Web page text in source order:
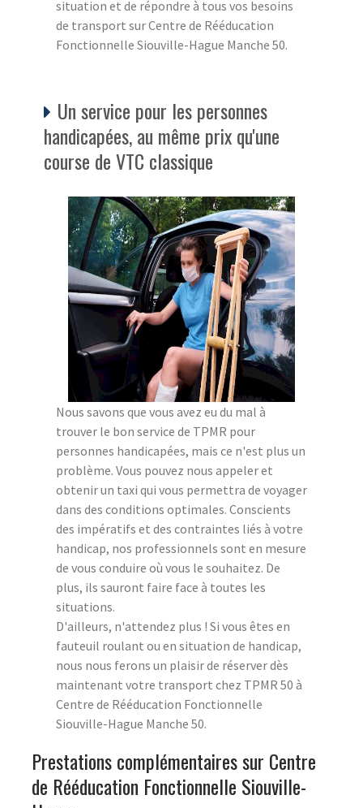
situation et de répondre à tous vos besoins
de transport sur Centre de Rééducation
Fonctionnelle Siouville-Hague Manche 50.
Un service pour les personnes
handicapées, au même prix qu'une
course de VTC classique
Nous savons que vous avez eu du mal à
trouver le bon service de TPMR pour
personnes handicapées, mais ce n'est plus un
problème. Vous pouvez nous appeler et
obtenir un taxi qui vous permettra de voyager
dans des conditions optimales. Conscients
des impératifs et des contraintes liés à votre
handicap, nos professionnels sont en mesure
de vous conduire où vous le souhaitez. De
plus, ils sauront faire face à toutes les
situations.
D'ailleurs, n'attendez plus ! Si vous êtes en
fauteuil roulant ou en situation de handicap,
nous nous ferons un plaisir de réserver dès
maintenant votre transport chez TPMR 50 à
Centre de Rééducation Fonctionnelle
Siouville-Hague Manche 50.
Prestations complémentaires sur Centre
de Rééducation Fonctionnelle Siouville-